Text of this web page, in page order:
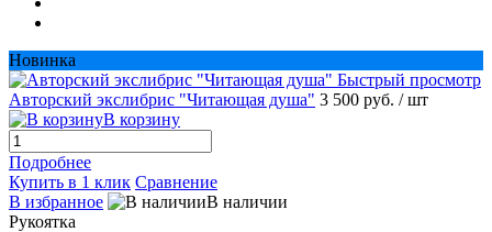
Новинка
Быстрый просмотр
Авторский экслибрис "Читающая душа" 3 500 руб. / шт
В корзину
Подробнее
Купить в 1 клик Сравнение
В избранное
В наличии
Рукоятка